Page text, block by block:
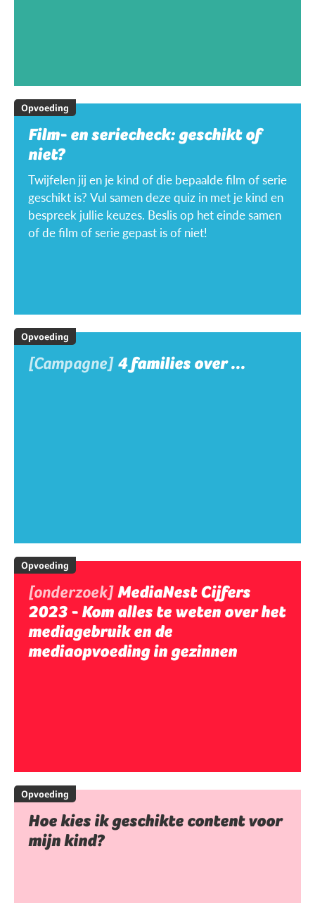
Opvoeding
Film- en seriecheck: geschikt of
niet?
Twijfelen jij en je kind of die bepaalde film of serie
geschikt is? Vul samen deze quiz in met je kind en
bespreek jullie keuzes. Beslis op het einde samen
of de film of serie gepast is of niet!
Opvoeding
[Campagne] 4 families over ...
Opvoeding
[onderzoek]MediaNest Cijfers
2023 - Kom alles te weten over het
mediagebruik en de
mediaopvoeding in gezinnen
Opvoeding
Hoe kies ik geschikte content voor
mijn kind?